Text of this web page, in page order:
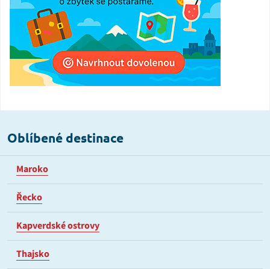
Oblíbené destinace
Maroko
Řecko
Kapverdské ostrovy
Thajsko